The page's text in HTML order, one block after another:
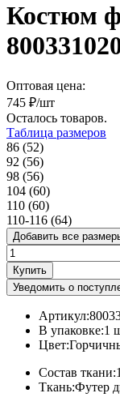
Костюм
Оптовая цена:
745 ₽/шт
Осталось товаров.
Таблица размеров
86 (52)
92 (56)
98 (56)
104 (60)
110 (60)
110-116 (64)
Добавить все
Купить
Уведомить о
Артикул:
В упаковке:1
Цвет:
Состав ткани:
Ткань:Футер